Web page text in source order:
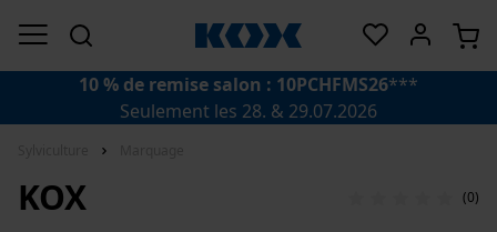
10 % de remise salon : 10PCHFMS26***
Seulement les 28. & 29.07.2026
KOX (0)